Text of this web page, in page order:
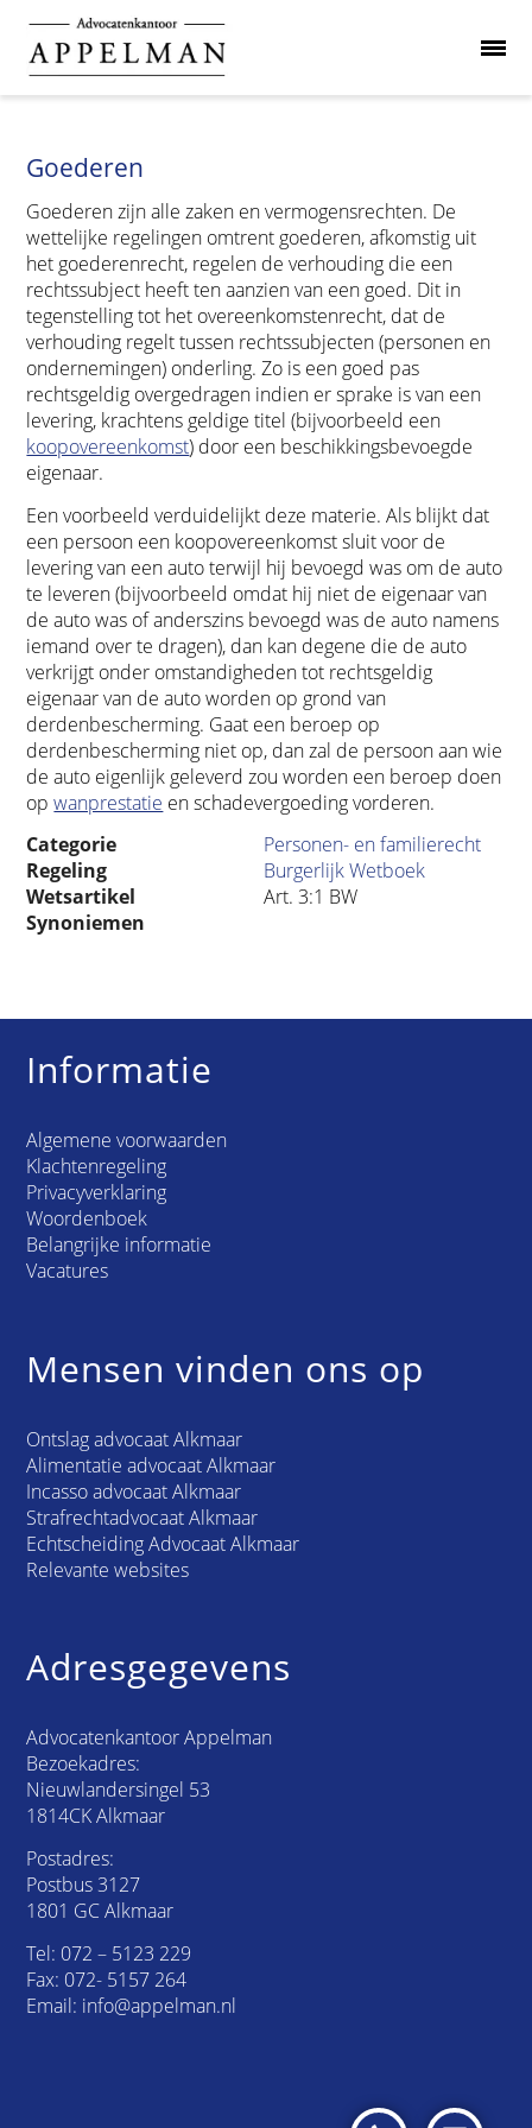
Goederen
Goederen zijn alle zaken en vermogensrechten. De
wettelijke regelingen omtrent goederen, afkomstig uit
het goederenrecht, regelen de verhouding die een
rechtssubject heeft ten aanzien van een goed. Dit in
tegenstelling tot het overeenkomstenrecht, dat de
verhouding regelt tussen rechtssubjecten (personen en
ondernemingen) onderling. Zo is een goed pas
rechtsgeldig overgedragen indien er sprake is van een
levering, krachtens geldige titel (bijvoorbeeld een
koopovereenkomst) door een beschikkingsbevoegde
eigenaar.
Een voorbeeld verduidelijkt deze materie. Als blijkt dat
een persoon een koopovereenkomst sluit voor de
levering van een auto terwijl hij bevoegd was om de auto
te leveren (bijvoorbeeld omdat hij niet de eigenaar van
de auto was of anderszins bevoegd was de auto namens
iemand over te dragen), dan kan degene die de auto
verkrijgt onder omstandigheden tot rechtsgeldig
eigenaar van de auto worden op grond van
derdenbescherming. Gaat een beroep op
derdenbescherming niet op, dan zal de persoon aan wie
de auto eigenlijk geleverd zou worden een beroep doen
opwanprestatie en schadevergoeding vorderen.
Categorie
Personen- en familierecht
Regeling
Burgerlijk Wetboek
Wetsartikel
Art. 3:1 BW
Synoniemen
Informatie
Algemene voorwaarden
Klachtenregeling
Privacyverklaring
Woordenboek
Belangrijke informatie
Vacatures
Mensen vinden ons op
Ontslag advocaat Alkmaar
Alimentatie advocaat Alkmaar
Incasso advocaat Alkmaar
Strafrechtadvocaat Alkmaar
Echtscheiding Advocaat Alkmaar
Relevante websites
Adresgegevens
Advocatenkantoor Appelman
Bezoekadres:
Nieuwlandersingel 53
1814CK Alkmaar
Postadres:
Postbus 3127
1801 GC Alkmaar
Tel: 072 – 5123 229
Fax: 072- 5157 264
Email: info@appelman.nl